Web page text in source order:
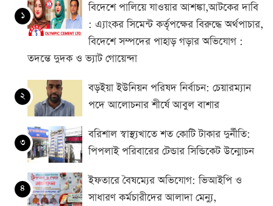
১
বিদেশে পালিয়ে যাওয়ার আশঙ্কা,আটকের দাবি
: এ্যাংকর সিমেন্ট কর্তৃপক্ষের বিরুদ্ধে অর্থপাচার,
বিদেশে সম্পদের পাহাড় গড়ার অভিযোগ :
তদন্তে দুদক ও ভ্যাট গোয়েন্দা
২
বড়ইয়া ইউনিয়ন পরিষদ নির্বাচন: চেয়ারম্যান
পদে আলোচনার শীর্ষে আবুল বাশার
৩
বরিশাল স্বাস্থ্যখাতে শত কোটি টাকার দুর্নীতি:
পিপলাই পরিবারের টেন্ডার সিন্ডিকেট উন্মোচন
৪
ইফতারে বৈষম্যের অভিযোগ: ভিআইপি ও
সাধারণ কর্মচারীদের আলাদা মেন্যু,